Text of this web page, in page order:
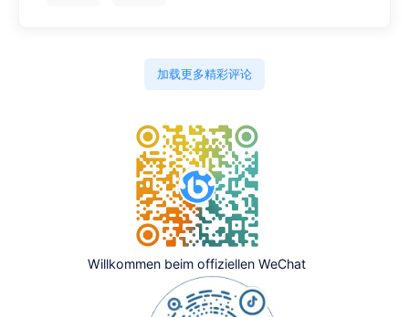
加载更多精彩评论
Willkommen beim offiziellen WeChat